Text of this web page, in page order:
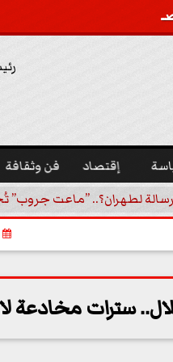
إقتصاد فن وثقافة
لطهران؟.. ”ماعت جروب”
سترات مخادعة